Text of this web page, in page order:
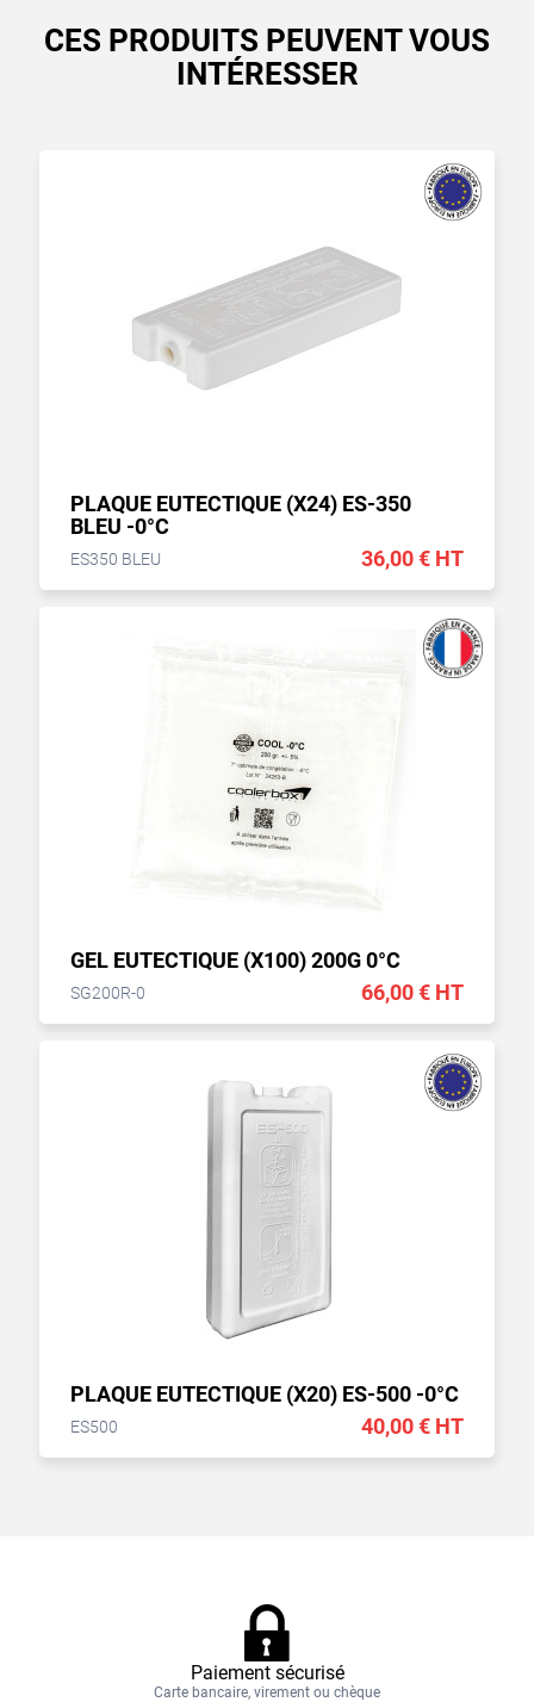
CES PRODUITS PEUVENT VOUS
INTÉRESSER
PLAQUE EUTECTIQUE (X24) ES-350
BLEU -0°C
ES350 BLEU 36,00 € HT
GEL EUTECTIQUE (X100) 200G 0°C
SG200R-0 66,00 € HT
PLAQUE EUTECTIQUE (X20) ES-500 -0°C
ES500 40,00 € HT
Paiement sécurisé
Carte bancaire, virement ou chèque